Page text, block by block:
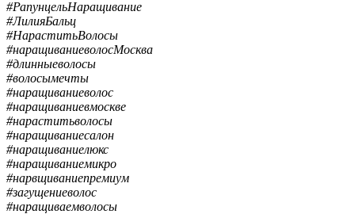
#РапунцельНаращивание
#ЛилияБальц
#НараститьВолосы
#наращиваниеволосМосква
#длинныеволосы
#волосымечты
#наращиваниеволос
#наращиваниевмоскве
#нараститьволосы
#наращиваниесалон
#наращиваниелюкс
#наращиваниемикро
#нарвщиваниепремиум
#загущениеволос
#наращиваемволосы